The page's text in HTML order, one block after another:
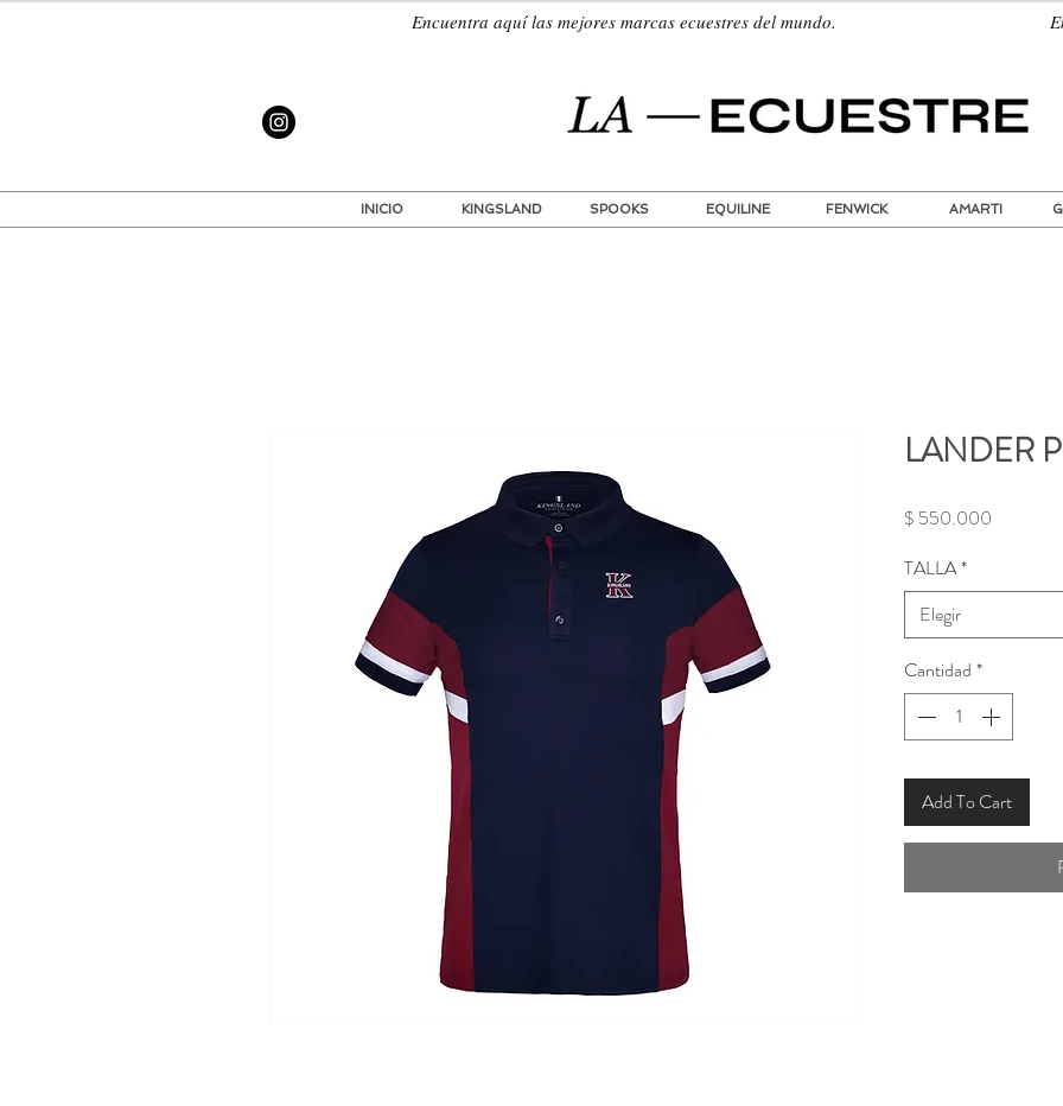
Encuentra aquí las mejores marcas ecuestres del mundo.
INICIO KINGSLAND SPOOKS EQUILINE FENWICK AMARTI
LANDER
$ 550.000
TALLA*
Elegir
Cantidad *
Add To Cart